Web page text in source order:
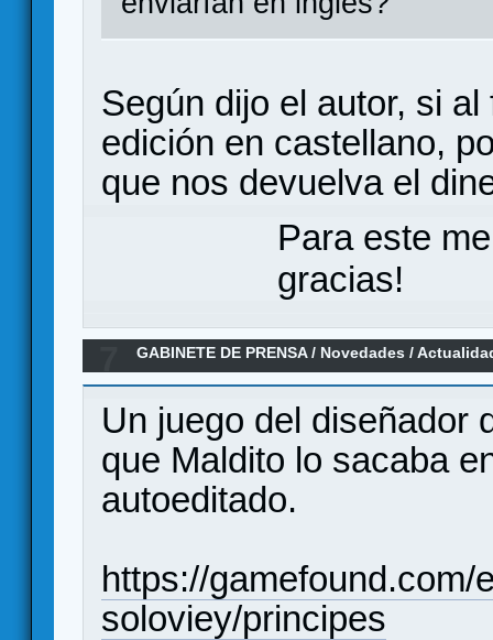
Según dijo el autor, si
edición en castellano,
que nos devuelva el
Para este
gracias!
GABINETE DE PRENSA/ Novedades /
Un juego del diseñador
que Maldito lo sacaba
autoeditado.
https://gamefound.com/
soloviey/principes